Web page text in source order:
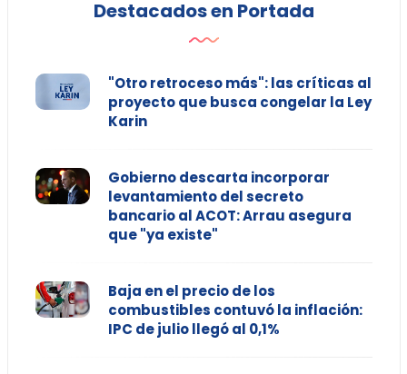
Destacados en Portada
"Otro retroceso más": las críticas al
proyecto que busca congelar la Ley
Karin
Gobierno descarta incorporar
levantamiento del secreto
bancario al ACOT: Arrau asegura
que "ya existe"
Baja en el precio de los
combustibles contuvó la inflación:
IPC de julio llegó al 0,1%